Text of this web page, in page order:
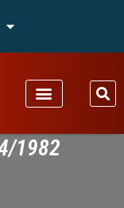
1982